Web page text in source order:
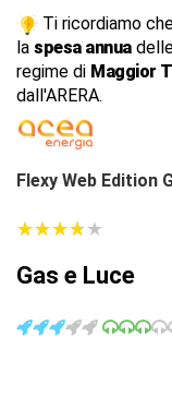
Ti ricordiamo
la spesa annua
regime di Maggior
dall'ARERA.
Flexy Web Edition
★★★★★
★★★★★
Gas e Luce